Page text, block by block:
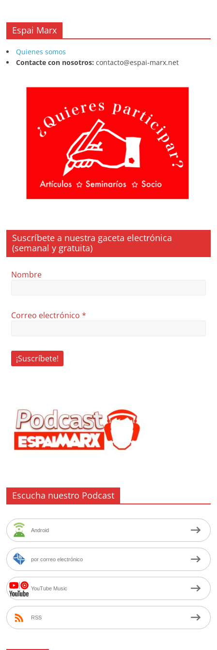
Espai Marx
Quienes somos
Contacte con nosotros: contacto@espai-marx.net
Suscríbete a nuestra gaceta electrónica
(semanal y gratuita)
Nombre
Correo electrónico*
Escucha nuestro Podcast
Android
por correo electrónico
YouTube Music
RSS